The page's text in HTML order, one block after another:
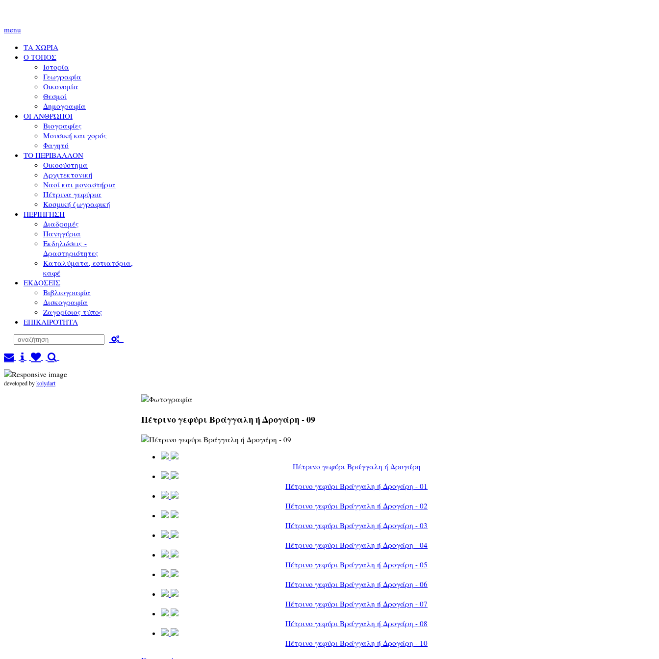
menu
ΤΑ ΧΩΡΙΑ
Ο ΤΟΠΟΣ
Ιστορία
Γεωγραφία
Οικονομία
Θεσμοί
Δημογραφία
ΟΙ ΑΝΘΡΩΠΟΙ
Βιογραφίες
Μουσική και χορός
Φαγητό
ΤΟ ΠΕΡΙΒΑΛΛΟΝ
Οικοσύστημα
Αρχιτεκτονική
Ναοί και μοναστήρια
Πέτρινα γεφύρια
Κοσμική ζωγραφική
ΠΕΡΙΗΓΗΣΗ
Διαδρομές
Πανηγύρια
Εκδηλώσεις -
Δραστηριότητες
Καταλύματα, εστιατόρια,
καφέ
ΕΚΔΟΣΕΙΣ
Βιβλιογραφία
Δισκογραφία
Ζαγορίσιος τύπος
ΕΠΙΚΑΙΡΟΤΗΤΑ
developed bykolydart
Πέτρινο γεφύρι Βράγγαλη ή Δρογάρη - 09
Πέτρινο γεφύρι Βράγγαλη ή Δρογάρη
Πέτρινο γεφύρι Βράγγαλη ή Δρογάρη - 01
Πέτρινο γεφύρι Βράγγαλη ή Δρογάρη - 02
Πέτρινο γεφύρι Βράγγαλη ή Δρογάρη - 03
Πέτρινο γεφύρι Βράγγαλη ή Δρογάρη - 04
Πέτρινο γεφύρι Βράγγαλη ή Δρογάρη - 05
Πέτρινο γεφύρι Βράγγαλη ή Δρογάρη - 06
Πέτρινο γεφύρι Βράγγαλη ή Δρογάρη - 07
Πέτρινο γεφύρι Βράγγαλη ή Δρογάρη - 08
Πέτρινο γεφύρι Βράγγαλη ή Δρογάρη - 10